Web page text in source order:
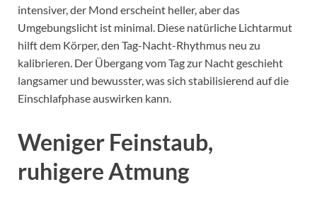
intensiver, der Mond erscheint heller, aber das
Umgebungslicht ist minimal. Diese natürliche Lichtarmut
hilft dem Körper, den Tag-Nacht-Rhythmus neu zu
kalibrieren. Der Übergang vom Tag zur Nacht geschieht
langsamer und bewusster, was sich stabilisierend auf die
Einschlafphase auswirken kann.
Weniger Feinstaub,
ruhigere Atmung